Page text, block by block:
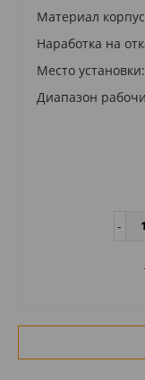
Материал
Наработка на
Место
Диапазон